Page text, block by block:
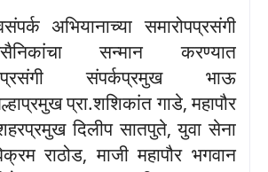
अभियानाच्या समारोपप्रसंगी
सन्मान करण्यात
संपर्कप्रमुख भाऊ
प्रा.शशिकांत गाडे,महापौर
दिलीप सातपुते,युवा सेना
राठोड,माजी महापौर भगवान